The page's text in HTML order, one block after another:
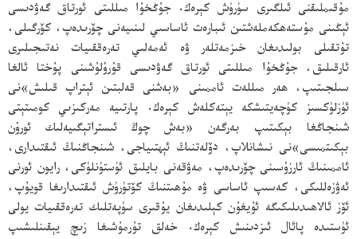
مۇقىملىقنى ئىلگىرى سۈرۈش كېرەك. جۇڭخۇا مىللىتى ئورتاق گەۋدىسى
ئېڭىنى مۇستەھكەملەشتىن ئىبارەت ئاساسىي لىنىيەنى چۆرىدەپ، كۆرگىلى،
تۇتقىلى بولىدىغان خىزمەتلەر ۋە ئەمەلىي تەرەققىيات نەتىجىلىرى
ئارقىلىق، جۇڭخۇا مىللىتى ئورتاق گەۋدىسى قۇرۇلۇشىنى پۇختا ئالغا
سىلجىتىپ، ھەر مىللەت ئاممىنى «بەشنى قەلبتىن ئېتراپ قىلىش»نى
ئۈزلۈكسىز كۈچەيتىشكە يېتەكلەش كېرەك. پارتىيە مەركىزىي كومىتېتى
شىنجاڭغا بېكىتىپ بەرگەن «بەش چوڭ ئىستراتېگىيەلىك ئورۇن
بېكىتمىسى»نى نىشانلاپ، دۆلەتنىڭ ئېھتىياجى، شىنجاڭنىڭ ئىقتىدارى،
ئاممىنىڭ ئارزۇسىنى چۆرىدەپ، مەۋقەنى بايلىق ئۈستۈنلۈكى، رايون ئورنى
ئەۋزەللىكى، كەسىپ ئاساسى ۋە مۇھىتنىڭ كۆتۈرۈش ئىقتىدارىغا قويۇپ،
ئۆز ئالاھىدىلىكىگە ئۇيغۇن كېلىدىغان يۇقىرى سۈپەتلىك تەرەققىيات يولى
ئۈستىدە پائال ئىزدىنىش كېرەك. خەلق تۇرمۇشىغا زىچ يېقىنلىشىپ